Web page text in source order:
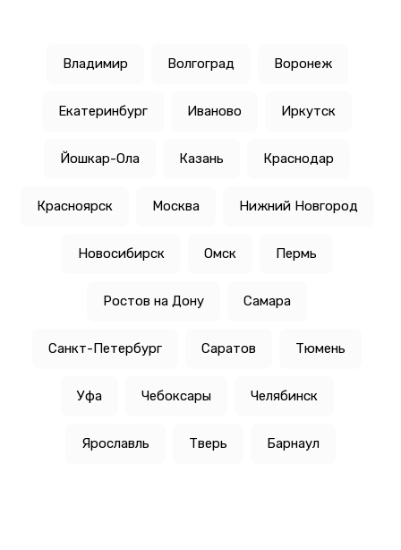
Владимир Волгоград Воронеж
Екатеринбург Иваново Иркутск
Йошкар-Ола Казань Краснодар
Красноярск Москва Нижний Новгород
Новосибирск Омск Пермь
Ростов на Дону Самара
Санкт-Петербург Саратов Тюмень
Уфа Чебоксары Челябинск
Ярославль Тверь Барнаул